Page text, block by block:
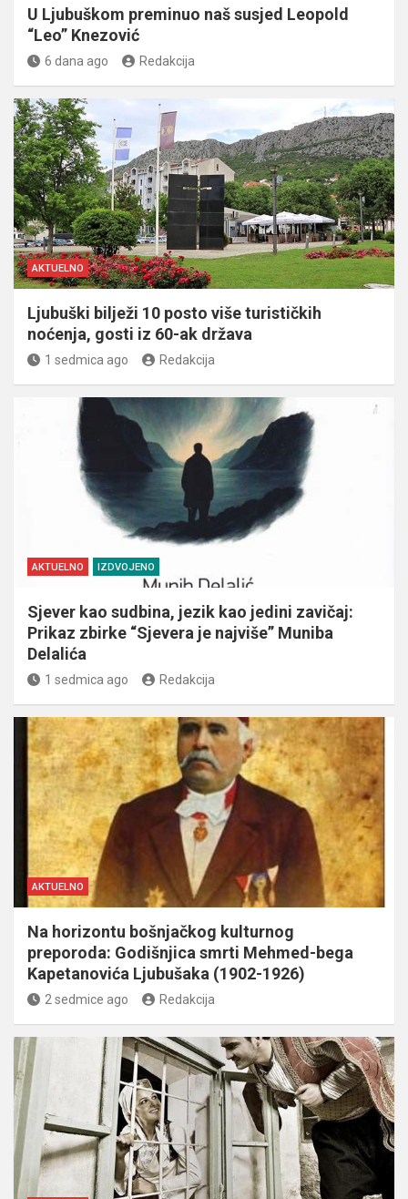
U Ljubuškom preminuo naš susjed Leopold
“Leo” Knezović
6 dana ago Redakcija
AKTUELNO
Ljubuški bilježi 10 posto više turističkih
noćenja, gosti iz 60-ak država
1 sedmica ago Redakcija
AKTUELNO IZDVOJENO
Sjever kao sudbina, jezik kao jedini zavičaj:
Prikaz zbirke “Sjevera je najviše” Muniba
Delalića
1 sedmica ago Redakcija
AKTUELNO
Na horizontu bošnjačkog kulturnog
preporoda: Godišnjica smrti Mehmed-bega
Kapetanovića Ljubušaka (1902-1926)
2 sedmice ago Redakcija